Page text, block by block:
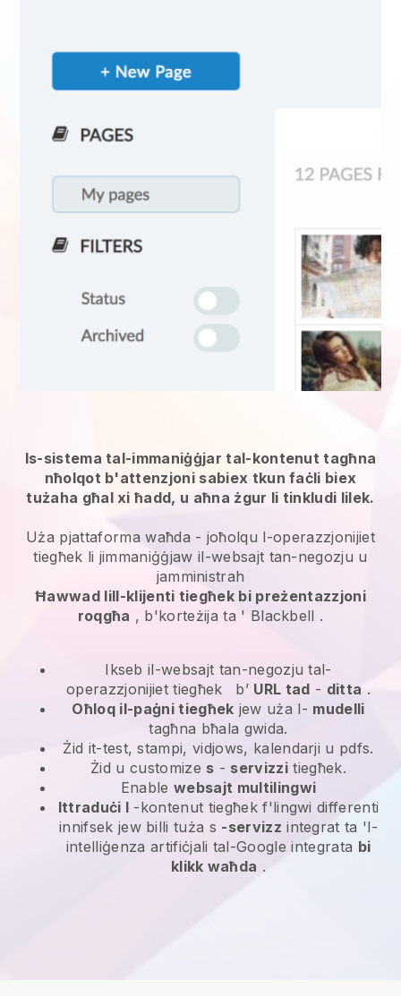
Is-sistema tal-immaniġġjar tal-kontenut tagħna
nħolqot b'attenzjoni sabiex tkun faċli biex
tużaha għal xi ħadd, u aħna żgur li tinkludi lilek.
Uża pjattaforma waħda - joħolqu l-operazzjonijiet
tiegħek li jimmaniġġjaw il-websajt tan-negozju u
jamministrah
Ħawwad lill-klijenti tiegħek bi preżentazzjoni
roqgħa , b'korteżija ta ' Blackbell .
Ikseb il-websajt tan-negozju tal-
operazzjonijiet tiegħek
b’ URL tad - ditta .
Oħloq il-paġni tiegħek jew uża l- mudelli
tagħna bħala gwida.
Żid it-test, stampi, vidjows, kalendarji u pdfs.
Żid u customize s - servizzi tiegħek.
Enablewebsajt multilingwi
Ittraduċi l -kontenut tiegħek f'lingwi differenti
innifsek jew billi tuża s -servizz integrat ta 'l-
intelliġenza artifiċjali tal-Google integrata bi
klikk waħda .